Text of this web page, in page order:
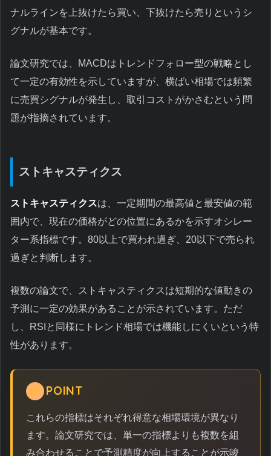
ナルラインを上抜けたら買い、下抜けたら売りというシ
グナルが基本です。
論文研究では、MACDはトレンドフォロー型の戦略とし
て一定の有効性を示していますが、横ばい相場では頻繁
に売買シグナルが発生し、取引コストがかさむという問
題が指摘されています。
ストキャスティクス
ストキャスティクスは、一定期間の最高値と最安値の範
囲内で、現在の価格がどの位置にあるかを示すオシレー
ター系指標です。80以上で買われ過ぎ、20以下で売られ
過ぎと判断します。
複数の論文で、ストキャスティクスは短期的な値動きの
予測に一定の効果があることが示されています。ただ
し、RSIと同様にトレンド相場では機能しにくいという特
性があります。
POINT
これらの指標はそれぞれ得意な相場環境が異なり
ます。論文研究では、単一の指標よりも複数を組
み合わせることで予測精度が向上することが示唆